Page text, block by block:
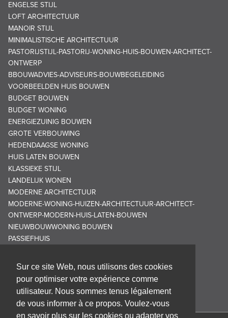
Sur ce site Web, nous utilisons des cookies
pour optimiser votre expérience comme
utilisateur. Nous sommes tenus légalement
de vous informer à ce propos. Voulez-vous
en savoir plus sur les cookies ou adapter vos
ENGELSE STIJL
LOFT ARCHITECTUUR
MANOIR STIJL
MINIMALISTISCHE ARCHITECTUUR
PASTORIJSTIJL-PASTORIJ-WONING-HUIS-BOUWEN-ARCHITECT-
ONTWERP
BBOUWADVIES-ADVISEURS-BOUWBEGELEIDING
VOORBEELDEN HUIS BOUWEN
BUDGET BOUWEN
BUDGET WONING
ENERGIEZUINIG BOUWEN
GROTE VERBOUWING
HEDENDAAGSE WONING
HUIS LATEN BOUWEN
KLASSIEKE STIJL
LANDELIJK WONEN
MODERNE ARCHITECTUUR
MODERNE-WONING-HUIZEN-ARCHITECTUUR-ARCHITECT-
ONTWERP-MODERN-HUIS-LATEN-BOUWEN
NIEUWBOUWWONING BOUWEN
PASSIEFHUIS